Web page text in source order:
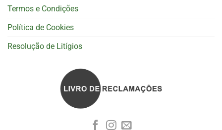
Termos e Condições
Política de Cookies
Resolução de Litígios